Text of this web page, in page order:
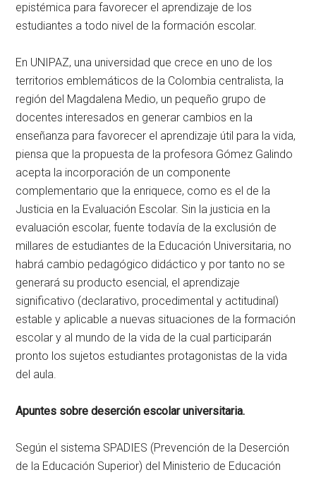
epistémica para favorecer el aprendizaje de los
estudiantes a todo nivel de la formación escolar.
En UNIPAZ, una universidad que crece en uno de los
territorios emblemáticos de la Colombia centralista, la
región del Magdalena Medio, un pequeño grupo de
docentes interesados en generar cambios en la
enseñanza para favorecer el aprendizaje útil para la vida,
piensa que la propuesta de la profesora Gómez Galindo
acepta la incorporación de un componente
complementario que la enriquece, como es el de la
Justicia en la Evaluación Escolar. Sin la justicia en la
evaluación escolar, fuente todavía de la exclusión de
millares de estudiantes de la Educación Universitaria, no
habrá cambio pedagógico didáctico y por tanto no se
generará su producto esencial, el aprendizaje
significativo (declarativo, procedimental y actitudinal)
estable y aplicable a nuevas situaciones de la formación
escolar y al mundo de la vida de la cual participarán
pronto los sujetos estudiantes protagonistas de la vida
del aula.
Apuntes sobre deserción escolar universitaria.
Según el sistema SPADIES (Prevención de la Deserción
de la Educación Superior) del Ministerio de Educación